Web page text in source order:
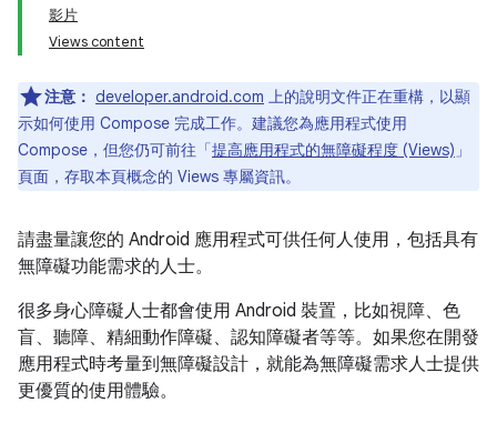
影片
Views content
注意： developer.android.com 上的說明文件正在重構，以顯
示如何使用 Compose 完成工作。建議您為應用程式使用
Compose，但您仍可前往「提高應用程式的無障礙程度 (Views) 」
頁面，存取本頁概念的 Views 專屬資訊。
請盡量讓您的 Android 應用程式可供任何人使用，包括具有
無障礙功能需求的人士。
很多身心障礙人士都會使用 Android 裝置，比如視障、色
盲、聽障、精細動作障礙、認知障礙者等等。如果您在開發
應用程式時考量到無障礙設計，就能為無障礙需求人士提供
更優質的使用體驗。